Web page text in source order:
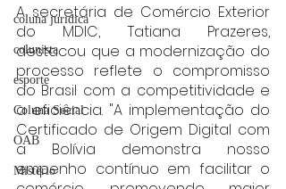
coluna juridica
colunista
esporte
Coluna Social
OAB
Mistério
A secretária de Comércio Exterior
do MDIC, Tatiana Prazeres,
destacou que a modernização do
processo reflete o compromisso
do Brasil com a competitividade e
a eficiência. "A implementação do
Certificado de Origem Digital com
a Bolívia demonstra nosso
empenho contínuo em facilitar o